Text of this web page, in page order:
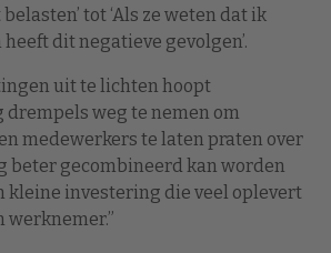
tot ‘Als ze weten dat ik
dit negatieve gevolgen’.
uit te lichten hoopt
weg te nemen om
medewerkers te laten praten over
beter gecombineerd kan worden
kleine investering die veel oplevert
werknemer.”